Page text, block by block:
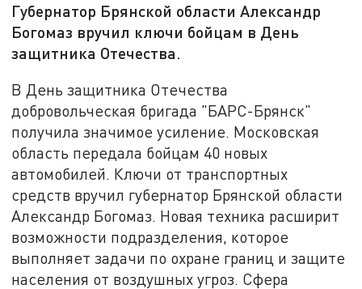
Губернатор Брянской области Александр
Богомаз вручил ключи бойцам в День
защитника Отечества.
В День защитника Отечества
добровольческая бригада "БАРС-Брянск"
получила значимое усиление. Московская
область передала бойцам 40 новых
автомобилей. Ключи от транспортных
средств вручил губернатор Брянской области
Александр Богомаз. Новая техника расширит
возможности подразделения, которое
выполняет задачи по охране границ и защите
населения от воздушных угроз. Сфера